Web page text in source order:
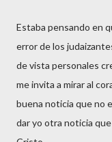
Estaba pensando en
error de los
de vista personales
me invita a mirar al
buena noticia que no
dar yo otra noticia